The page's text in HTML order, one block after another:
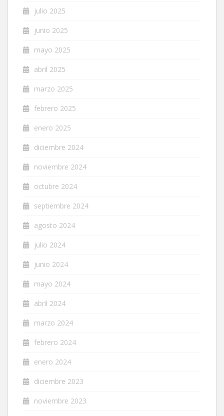
julio 2025
junio 2025
mayo 2025
abril 2025
marzo 2025
febrero 2025
enero 2025
diciembre 2024
noviembre 2024
octubre 2024
septiembre 2024
agosto 2024
julio 2024
junio 2024
mayo 2024
abril 2024
marzo 2024
febrero 2024
enero 2024
diciembre 2023
noviembre 2023